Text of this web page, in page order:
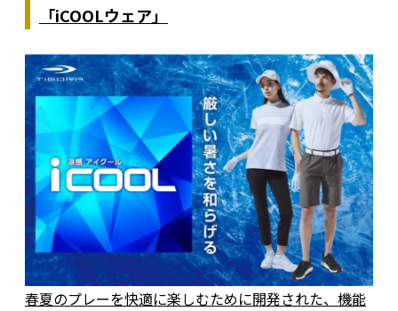
「iCOOLウェア」
春夏のプレーを快適に楽しむために開発された、機能